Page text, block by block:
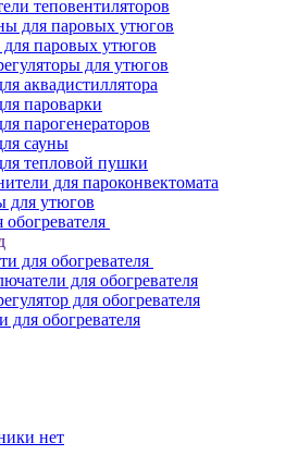
теповентиляторов
для паровых утюгов
паровых утюгов
для утюгов
аквадистиллятора
пароварки
парогенераторов
сауны
тепловой пушки
для пароконвектомата
утюгов
обогревателя
для обогревателя
для обогревателя
для обогревателя
для обогревателя
нет